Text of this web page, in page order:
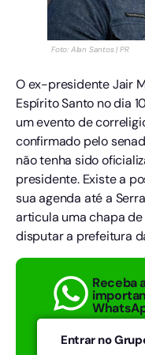
Foto: Alan Santos | PR
O ex-presidente Jair
Espírito Santo no dia
um evento de
confirmado pelo
não tenha sido
presidente. Existe a
sua agenda até a
articula uma chapa
disputar a prefeitura
Receba
Entrar no